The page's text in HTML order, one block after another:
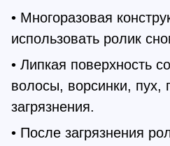
• Многоразовая
использовать ролик
• Липкая поверхность
волосы, ворсинки, пух,
загрязнения.
• После загрязнения